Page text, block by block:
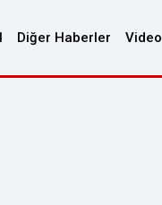
Diğer Haberler Video